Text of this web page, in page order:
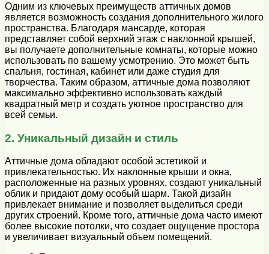
Одним из ключевых преимуществ аттичных домов
является возможность создания дополнительного жилого
пространства. Благодаря мансарде, которая
представляет собой верхний этаж с наклонной крышей,
вы получаете дополнительные комнаты, которые можно
использовать по вашему усмотрению. Это может быть
спальня, гостиная, кабинет или даже студия для
творчества. Таким образом, аттичные дома позволяют
максимально эффективно использовать каждый
квадратный метр и создать уютное пространство для
всей семьи.
2. Уникальный дизайн и стиль
Аттичные дома обладают особой эстетикой и
привлекательностью. Их наклонные крыши и окна,
расположенные на разных уровнях, создают уникальный
облик и придают дому особый шарм. Такой дизайн
привлекает внимание и позволяет выделиться среди
других строений. Кроме того, аттичные дома часто имеют
более высокие потолки, что создает ощущение простора
и увеличивает визуальный объем помещений.